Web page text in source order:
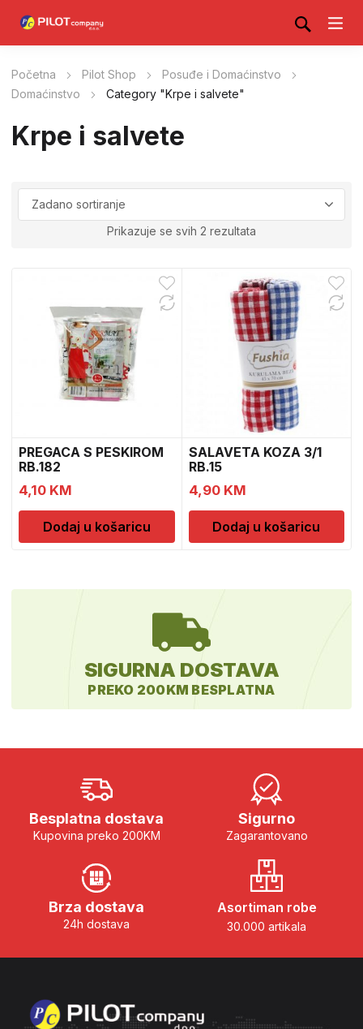
Početna Pilot Shop
Posuđe i Domaćinstvo
Domaćinstvo
Category "Krpe i salvete"
Krpe i salvete
Prikazuje se svih 2 rezultata
PREGACA S PESKIROM
RB.182
4,10 KM
Dodaj u košaricu
SALAVETA KOZA 3/1
RB.15
4,90 KM
Dodaj u košaricu
SIGURNA DOSTAVA
PREKO 200KM BESPLATNA
Besplatna dostava
Kupovina preko 200KM
Sigurno
Zagarantovano
Brza dostava
24h dostava
Asortiman robe
30.000 artikala